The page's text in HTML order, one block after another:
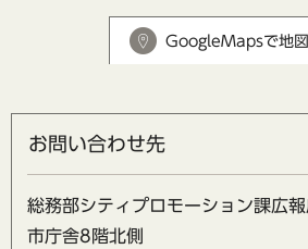
GoogleMapsで地
お問い合わせ先
総務部シティプロモーション課広
市庁舎8階北側